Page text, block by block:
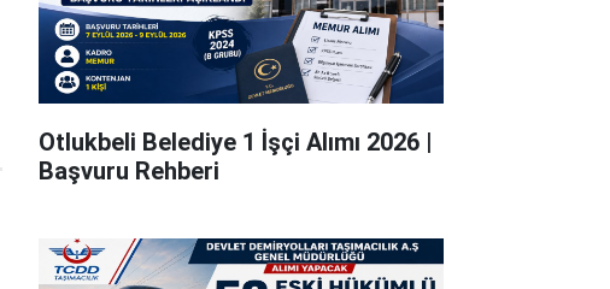
Otlukbeli Belediye 1 İşçi Alımı 2026 |
Başvuru Rehberi